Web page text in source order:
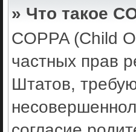
» Что такое
COPPA (Child
частных прав
Штатов,